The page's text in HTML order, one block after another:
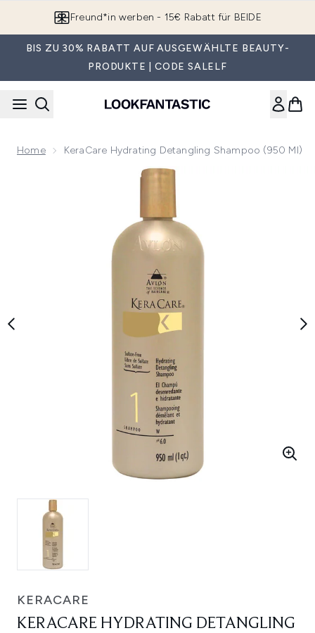
Freund*in werben - 15€ Rabatt für BEIDE
BIS ZU 30% RABATT AUF AUSGEWÄHLTE BEAUTY-
PRODUKTE | CODE SALELF
Home KeraCare Hydrating Detangling Shampoo (950 Ml)
Now showing image 1 KeraCare Hydrating Detangling
KERACARE
KERACARE HYDRATING DETANGLING